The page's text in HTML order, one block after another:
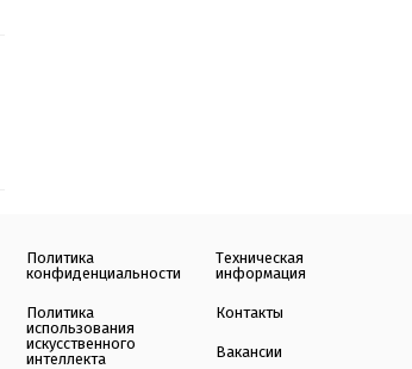
Политика
конфиденциальности
Политика
использования
искусственного
интеллекта
Техническая
информация
Контакты
Вакансии